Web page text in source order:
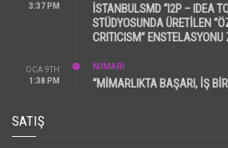
3:37 PM
İSTANBULSMD “I2P – IDEA
STÜDYOSUNDA ÜRETİLEN
CRITICISM” ENSTELASYONU
OCA 9TH
1:38 PM
MİMARİ
“MİMARLIKTA BAŞARI, İŞ
SATIŞ